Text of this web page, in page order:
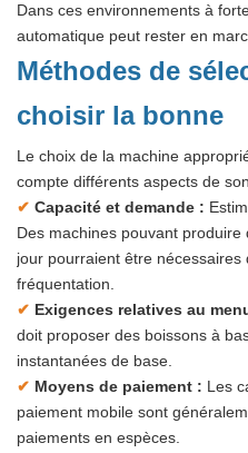
Dans ces environnements à
automatique peut rester en
Méthodes de
choisir la bonne
Le choix de la machine
compte différents aspects de
✔ Capacité et demande :
Des machines pouvant
jour pourraient être nécessaires
fréquentation.
✔ Exigences relatives au
doit proposer des boissons à
instantanées de base.
✔ Moyens de paiement : Les
paiement mobile sont
paiements en espèces.